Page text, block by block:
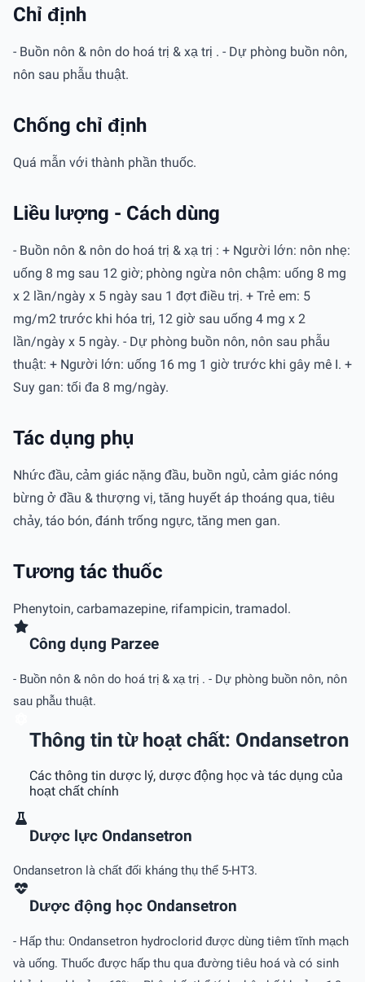
Chỉ định
- Buồn nôn & nôn do hoá trị & xạ trị . - Dự phòng buồn nôn,
nôn sau phẫu thuật.
Chống chỉ định
Quá mẫn với thành phần thuốc.
Liều lượng - Cách dùng
- Buồn nôn & nôn do hoá trị & xạ trị : + Người lớn: nôn nhẹ:
uống 8 mg sau 12 giờ; phòng ngừa nôn chậm: uống 8 mg
x 2 lần/ngày x 5 ngày sau 1 đợt điều trị. + Trẻ em: 5
mg/m2 trước khi hóa trị, 12 giờ sau uống 4 mg x 2
lần/ngày x 5 ngày. - Dự phòng buồn nôn, nôn sau phẫu
thuật: + Người lớn: uống 16 mg 1 giờ trước khi gây mê I. +
Suy gan: tối đa 8 mg/ngày.
Tác dụng phụ
Nhức đầu, cảm giác nặng đầu, buồn ngủ, cảm giác nóng
bừng ở đầu & thượng vị, tăng huyết áp thoáng qua, tiêu
chảy, táo bón, đánh trống ngực, tăng men gan.
Tương tác thuốc
Phenytoin, carbamazepine, rifampicin, tramadol.
Công dụng Parzee
- Buồn nôn & nôn do hoá trị & xạ trị . - Dự phòng buồn nôn, nôn
sau phẫu thuật.
Thông tin từ hoạt chất: Ondansetron
Các thông tin dược lý, dược động học và tác dụng của
hoạt chất chính
Dược lực Ondansetron
Ondansetron là chất đối kháng thụ thể 5-HT3.
Dược động học Ondansetron
- Hấp thu: Ondansetron hydroclorid được dùng tiêm tĩnh mạch
và uống. Thuốc được hấp thu qua đường tiêu hoá và có sinh